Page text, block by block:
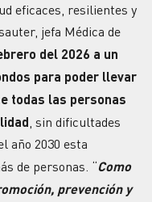
eficaces, resilientes y
jefa Médica de
del 2026 a un
para poder llevar
todas las personas
, sin dificultades
año 2030 esta
de personas. “Como
prevención y